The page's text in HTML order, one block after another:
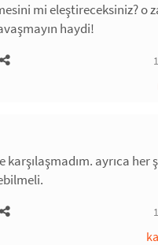
mi eleştireceksiniz? o
haydi!
karşılaşmadım. ayrıca her